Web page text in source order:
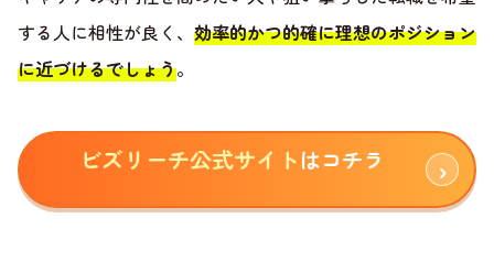
する人に相性が良く、 効率的かつ的確に理想のポジション
に近づけるでしょう。
ビズリーチ公式サイトはコチラ